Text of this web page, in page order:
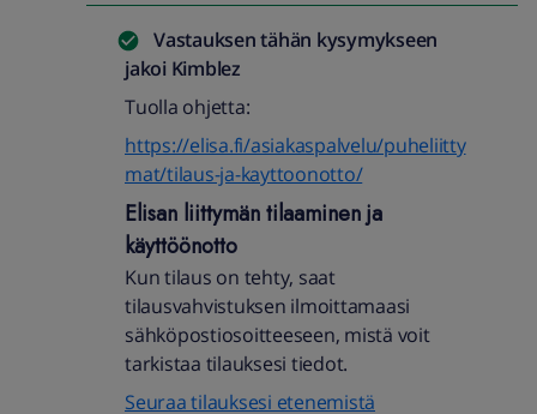
Vastauksen tähän kysymykseen
jakoi Kimblez
Tuolla ohjetta:
https://elisa.fi/asiakaspalvelu/puheliitty
mat/tilaus-ja-kayttoonotto/
Elisan liittymän tilaaminen ja
käyttöönotto
Kun tilaus on tehty, saat
tilausvahvistuksen ilmoittamaasi
sähköpostiosoitteeseen, mistä voit
tarkistaa tilauksesi tiedot.
Seuraa tilauksesi etenemistä